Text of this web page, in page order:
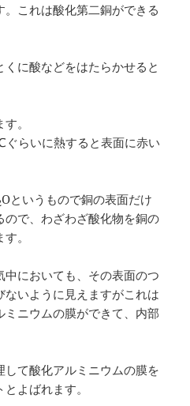
これは酸化第二銅ができる
に酸などをはたらかせると
。
らいに熱すると表面に赤い
Oというもので銅の表面だけ
ので、わざわざ酸化物を銅の
。
においても、その表面のつ
いように見えますがこれは
ニウムの膜ができて、内部
て酸化アルミニウムの膜を
よばれます。